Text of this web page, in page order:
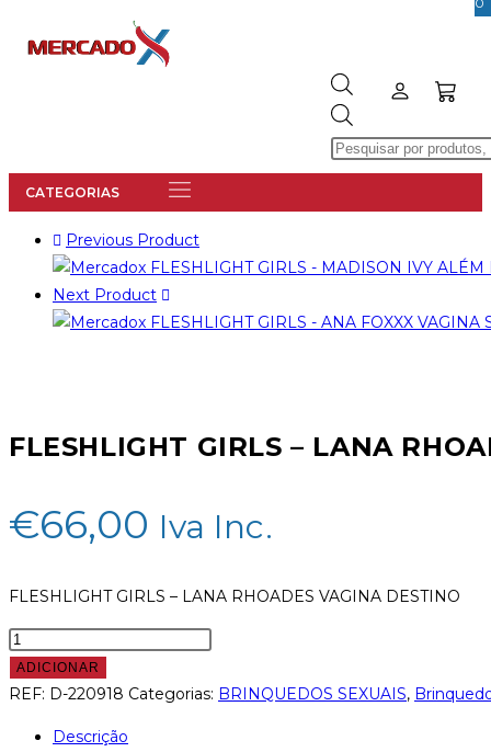
Previous Product
Next Product
FLESHLIGHT GIRLS – LANA
€66,00 Iva Inc.
FLESHLIGHT GIRLS – LANA RHOADES VAGINA DESTINO
ADICIONAR
REF: D-220918 Categorias: BRINQUEDOS SEXUAIS,
Descrição